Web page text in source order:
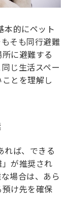
本的にペット
そも同行避難
に避難する
じ生活スペー
とを理解し
れば、できる
が推奨され
場合は、あら
け先を確保